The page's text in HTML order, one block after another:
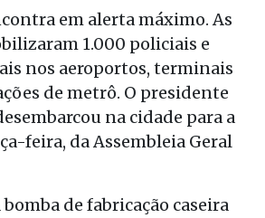
em alerta máximo. As
1.000 policiais e
nos aeroportos, terminais
de metrô. O presidente
na cidade para a
feira, da Assembleia Geral
de fabricação caseira